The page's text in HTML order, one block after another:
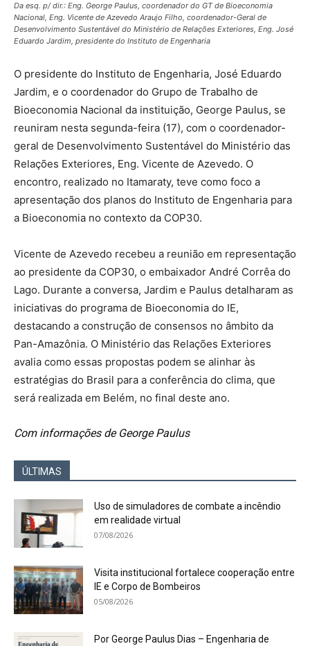
Da esq. p/ dir.: Eng. George Paulus, coordenador do GT de Bioeconomia
Nacional, Eng. Vicente de Azevedo Araujo Filho, coordenador-Geral de
Desenvolvimento Sustentável do Ministério de Relações Exteriores, Eng. José
Eduardo Jardim, presidente do Instituto de Engenharia
O presidente do Instituto de Engenharia, José Eduardo
Jardim, e o coordenador do Grupo de Trabalho de
Bioeconomia Nacional da instituição, George Paulus, se
reuniram nesta segunda-feira (17), com o coordenador-
geral de Desenvolvimento Sustentável do Ministério das
Relações Exteriores, Eng. Vicente de Azevedo. O
encontro, realizado no Itamaraty, teve como foco a
apresentação dos planos do Instituto de Engenharia para
a Bioeconomia no contexto da COP30.
Vicente de Azevedo recebeu a reunião em representação
ao presidente da COP30, o embaixador André Corrêa do
Lago. Durante a conversa, Jardim e Paulus detalharam as
iniciativas do programa de Bioeconomia do IE,
destacando a construção de consensos no âmbito da
Pan-Amazônia. O Ministério das Relações Exteriores
avalia como essas propostas podem se alinhar às
estratégias do Brasil para a conferência do clima, que
será realizada em Belém, no final deste ano.
Com informações de George Paulus
ÚLTIMAS
Uso de simuladores de combate a incêndio
em realidade virtual
07/08/2026
Visita institucional fortalece cooperação entre
IE e Corpo de Bombeiros
05/08/2026
Por George Paulus Dias – Engenharia de